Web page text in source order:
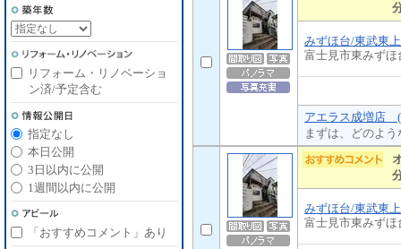
みずほ台/東武東
富士見市東みずほ
アエラス成増店 (
まずは、どのよ
みずほ台/東武東
富士見市東みずほ
リフォーム・リノベーショ
ン済/予定含む
指定なし
本日公開
3日以内に公開
1週間以内に公開
「おすすめコメント」あり